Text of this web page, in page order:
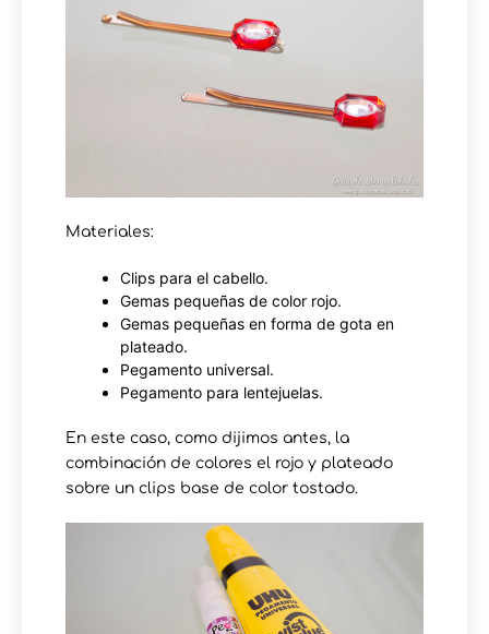
Materiales:
Clips para el cabello.
Gemas pequeñas de color rojo.
Gemas pequeñas en forma de gota en
plateado.
Pegamento universal.
Pegamento para lentejuelas.
En este caso, como dijimos antes, la
combinación de colores el rojo y plateado
sobre un clips base de color tostado.